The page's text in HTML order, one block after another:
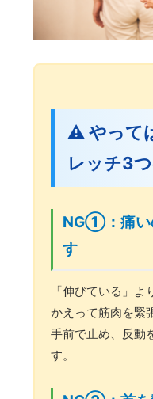
⚠️ やって
レッチ3
NG①：痛い
す
「伸びている」よ
かえって筋肉を緊
手前で止め、反動
す。